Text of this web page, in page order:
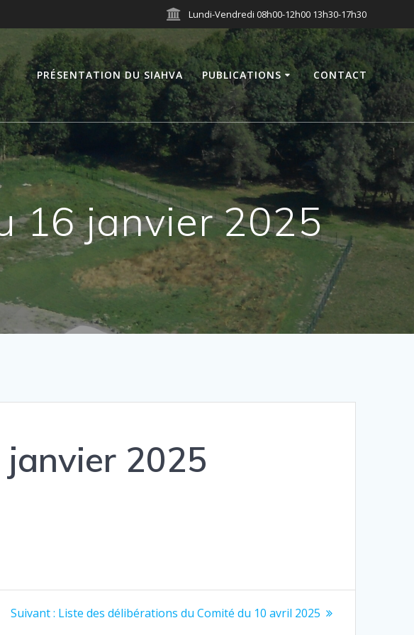
Lundi-Vendredi 08h00-12h00 13h30-17h30
PRÉSENTATION DU SIAHVA PUBLICATIONS CONTACT
16 janvier 2025
2025
Suivant : Article
Liste des délibérations du Comité du 10 avril 2025